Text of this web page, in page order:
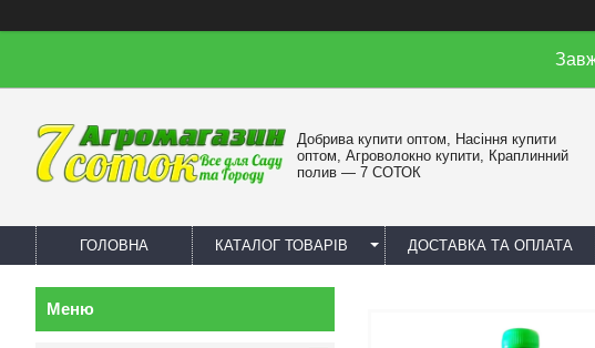
Добрива купити оптом, Насіння купити
оптом, Агроволокно купити, Краплинний
полив — 7 СОТОК
ГОЛОВНА КАТАЛОГ ТОВАРІВ ДОСТАВКА ТА ОПЛАТА